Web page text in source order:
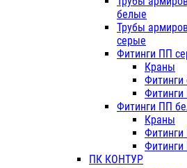
белые
Трубы
серые
Фитинги ПП
Краны
Фитинги
Фитинги ПП
Краны
ПК КОНТУР